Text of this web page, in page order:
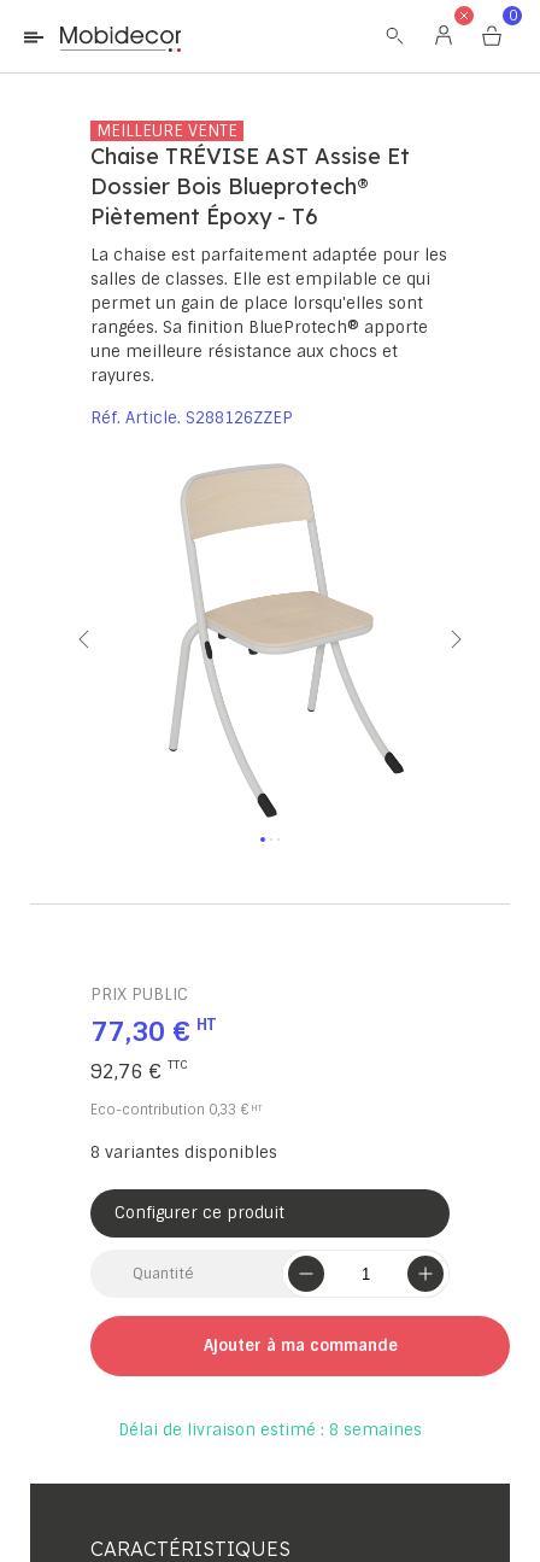
La boutique ne fonctionnera pas correctement dans le cas où
les cookies sont désactivés.
0
MEILLEURE VENTE
Chaise TRÉVISE AST Assise Et
Dossier Bois Blueprotech®
Piètement Époxy - T6
La chaise est parfaitement adaptée pour les
salles de classes. Elle est empilable ce qui
permet un gain de place lorsqu'elles sont
rangées. Sa finition BlueProtech® apporte
une meilleure résistance aux chocs et
rayures.
Réf. Article S288126ZZEP
PRIX PUBLIC
77,30 €
92,76 €
Eco-contribution 0,33 €
8 variantes disponibles
Configurer ce produit
Quantité
Ajouter à ma commande
Délai de livraison estimé : 8 semaines
CARACTÉRISTIQUES